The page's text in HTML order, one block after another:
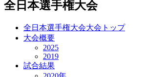
全日本選手権大会
全日本選手権大会大会トップ
大会概要
2025
2019
試合結果